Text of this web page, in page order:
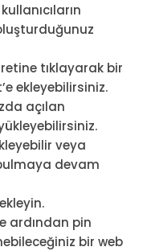
tıklayarak bir
ekleyebilirsiniz.
açılan
veya
devam
ardından pin
bir web